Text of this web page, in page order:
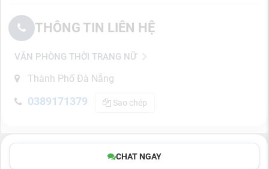
THÔNG TIN LIÊN HỆ
VĂN PHÒNG THỜI TRANG NỮ
Thành Phố Đà Nẵng
0389171379 Sao chép
CHAT NGAY